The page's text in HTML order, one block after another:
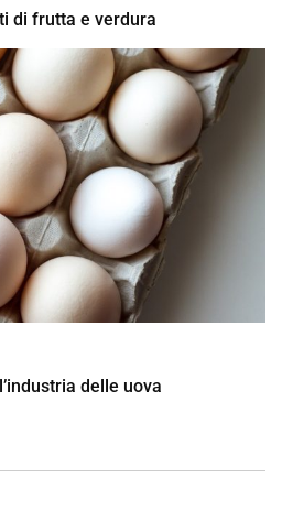
di frutta e verdura
delle uova